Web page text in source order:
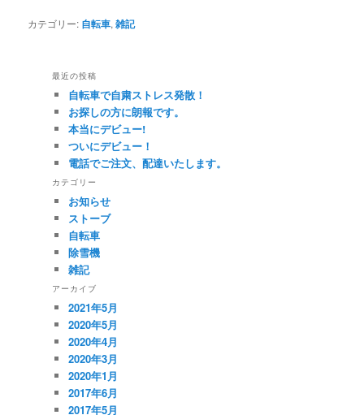
カテゴリー: 自転車,雑記
最近の投稿
自転車で自粛ストレス発散！
お探しの方に朗報です。
本当にデビュー!
ついにデビュー！
電話でご注文、配達いたします。
カテゴリー
お知らせ
ストーブ
自転車
除雪機
雑記
アーカイブ
2021年5月
2020年5月
2020年4月
2020年3月
2020年1月
2017年6月
2017年5月